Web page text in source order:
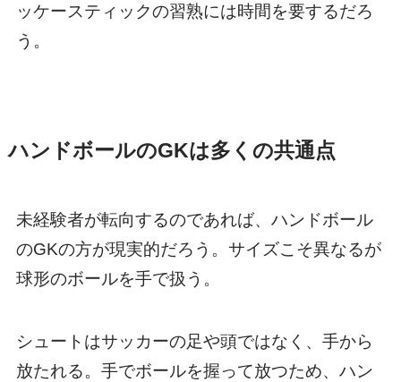
ッケースティックの習熟には時間を要するだろ
う。
ハンドボールのGKは多くの共通点
未経験者が転向するのであれば、ハンドボール
のGKの方が現実的だろう。サイズこそ異なるが
球形のボールを手で扱う。
シュートはサッカーの足や頭ではなく、手から
放たれる。手でボールを握って放つため、ハン